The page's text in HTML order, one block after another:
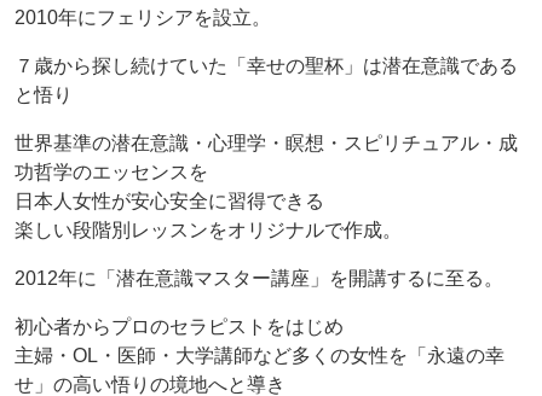
2010年にフェリシアを設立。
７歳から探し続けていた「幸せの聖杯」は潜在意識である
と悟り
世界基準の潜在意識・心理学・瞑想・スピリチュアル・成
功哲学のエッセンスを
日本人女性が安心安全に習得できる
楽しい段階別レッスンをオリジナルで作成。
2012年に「潜在意識マスター講座」を開講するに至る。
初心者からプロのセラピストをはじめ
主婦・OL・医師・大学講師など多くの女性を「永遠の幸
せ」の高い悟りの境地へと導き